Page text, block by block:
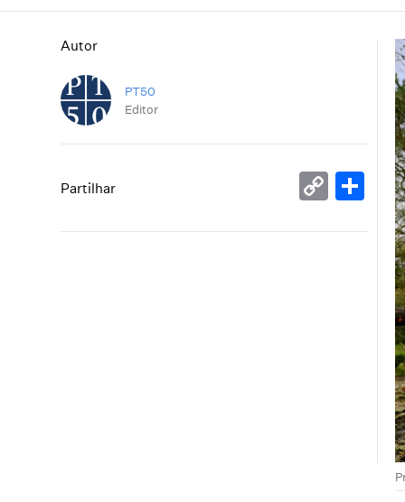
Autor
PT50
Editor
Partilhar
Copy